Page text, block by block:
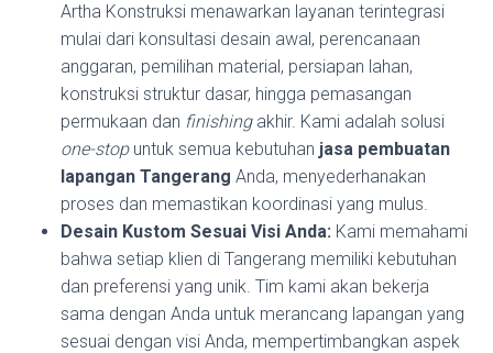
Artha Konstruksi menawarkan layanan terintegrasi
mulai dari konsultasi desain awal, perencanaan
anggaran, pemilihan material, persiapan lahan,
konstruksi struktur dasar, hingga pemasangan
permukaan dan finishingakhir. Kami adalah solusi
one-stopuntuk semua kebutuhan jasa pembuatan
lapangan Tangerang Anda, menyederhanakan
proses dan memastikan koordinasi yang mulus.
Desain Kustom Sesuai Visi Anda: Kami memahami
bahwa setiap klien di Tangerang memiliki kebutuhan
dan preferensi yang unik. Tim kami akan bekerja
sama dengan Anda untuk merancang lapangan yang
sesuai dengan visi Anda, mempertimbangkan aspek